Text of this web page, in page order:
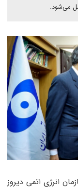
می‌شود.
انرژی اتمی دیروز